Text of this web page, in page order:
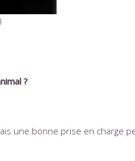
?
une bonne prise en charge